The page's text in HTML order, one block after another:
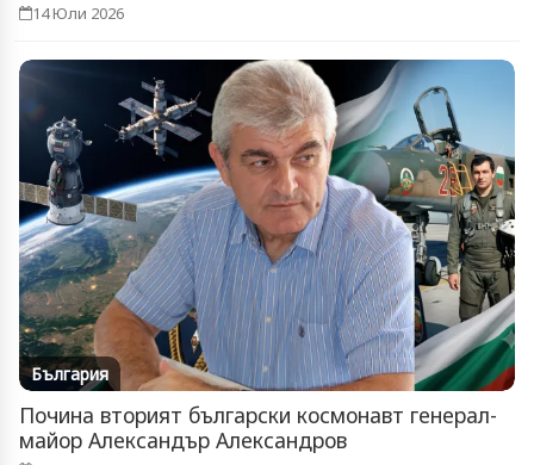
14 Юли 2026
България
Почина вторият български космонавт генерал-
майор Александър Александров